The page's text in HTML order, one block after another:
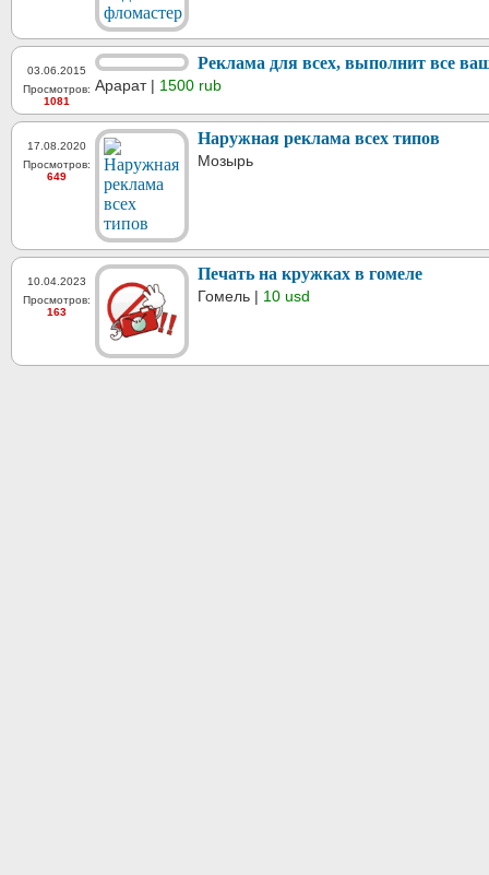
03.06.2015
Просмотров:
1081
Реклама для всех, выполнит все
Арарат | 1500 rub
17.08.2020
Просмотров:
649
Наружная реклама всех типов
Мозырь
10.04.2023
Просмотров:
163
Печать на кружках в гомеле
Гомель | 10 usd